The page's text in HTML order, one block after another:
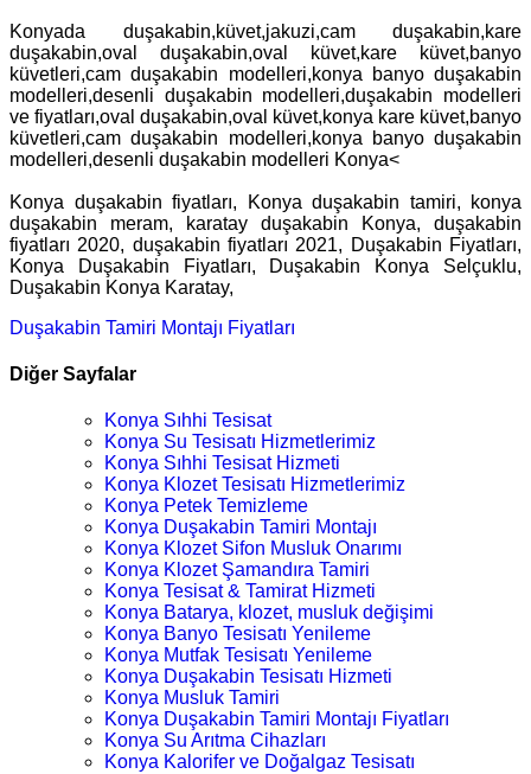
Konyada duşakabin,küvet,jakuzi,cam duşakabin,kare
duşakabin,oval duşakabin,oval küvet,kare küvet,banyo
küvetleri,cam duşakabin modelleri,konya banyo duşakabin
modelleri,desenli duşakabin modelleri,duşakabin modelleri
ve fiyatları,oval duşakabin,oval küvet,konya kare küvet,banyo
küvetleri,cam duşakabin modelleri,konya banyo duşakabin
modelleri,desenli duşakabin modelleri Konya<
Konya duşakabin fiyatları, Konya duşakabin tamiri, konya
duşakabin meram, karatay duşakabin Konya, duşakabin
fiyatları 2020, duşakabin fiyatları 2021, Duşakabin Fiyatları,
Konya Duşakabin Fiyatları, Duşakabin Konya Selçuklu,
Duşakabin Konya Karatay,
Duşakabin Tamiri Montajı Fiyatları
Diğer Sayfalar
Konya Sıhhi Tesisat
Konya Su Tesisatı Hizmetlerimiz
Konya Sıhhi Tesisat Hizmeti
Konya Klozet Tesisatı Hizmetlerimiz
Konya Petek Temizleme
Konya Duşakabin Tamiri Montajı
Konya Klozet Sifon Musluk Onarımı
Konya Klozet Şamandıra Tamiri
Konya Tesisat & Tamirat Hizmeti
Konya Batarya, klozet, musluk değişimi
Konya Banyo Tesisatı Yenileme
Konya Mutfak Tesisatı Yenileme
Konya Duşakabin Tesisatı Hizmeti
Konya Musluk Tamiri
Konya Duşakabin Tamiri Montajı Fiyatları
Konya Su Arıtma Cihazları
Konya Kalorifer ve Doğalgaz Tesisatı